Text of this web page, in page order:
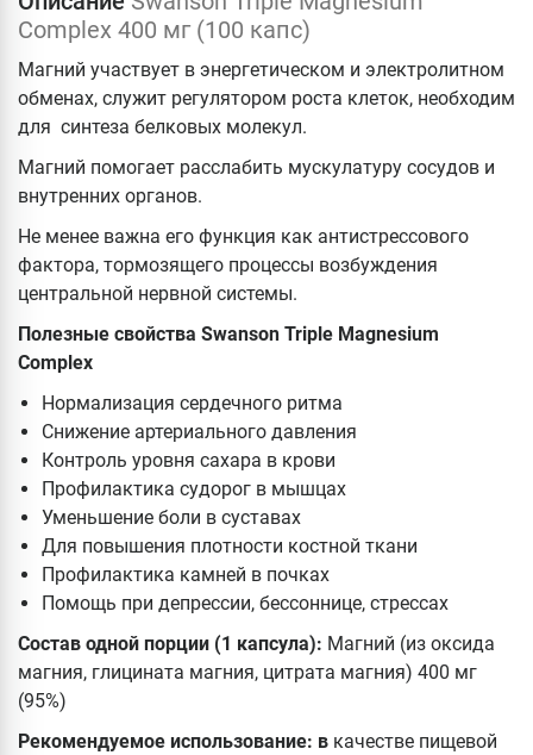
Complex 400 мг (100 капс)
Магний участвует в энергетическом и электролитном
обменах, служит регулятором роста клеток, необходим
для синтеза белковых молекул.
Магний помогает расслабить мускулатуру сосудов и
внутренних органов.
Не менее важна его функция как антистрессового
фактора, тормозящего процессы возбуждения
центральной нервной системы.
Полезные свойства Swanson Triple Magnesium
Complex
Нормализация сердечного ритма
Снижение артериального давления
Контроль уровня сахара в крови
Профилактика судорог в мышцах
Уменьшение боли в суставах
Для повышения плотности костной ткани
Профилактика камней в почках
Помощь при депрессии, бессоннице, стрессах
Состав одной порции (1 капсула): Магний (из оксида
магния, глицината магния, цитрата магния) 400 мг
(95%)
Рекомендуемое использование: в качестве пищевой